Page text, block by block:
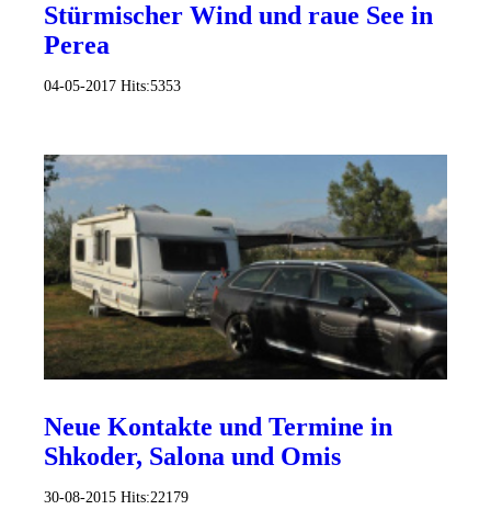
Stürmischer Wind und raue See in
Perea
04-05-2017 Hits:5353
Neue Kontakte und Termine in
Shkoder, Salona und Omis
30-08-2015 Hits:22179